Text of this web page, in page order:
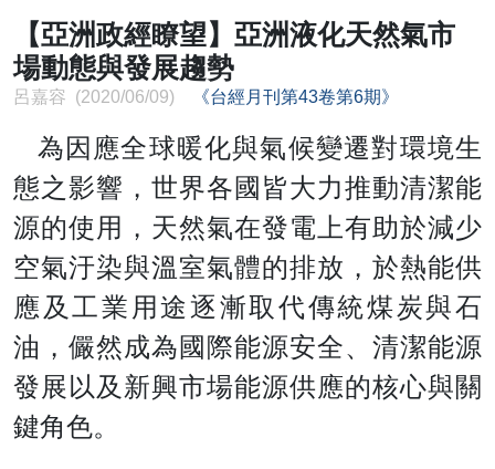
【亞洲政經瞭望】亞洲液化天然氣市
場動態與發展趨勢
呂嘉容 (2020/06/09) 《台經月刊第43卷第6期》
為因應全球暖化與氣候變遷對環境生
態之影響，世界各國皆大力推動清潔能
源的使用，天然氣在發電上有助於減少
空氣汙染與溫室氣體的排放，於熱能供
應及工業用途逐漸取代傳統煤炭與石
油，儼然成為國際能源安全、清潔能源
發展以及新興市場能源供應的核心與關
鍵角色。